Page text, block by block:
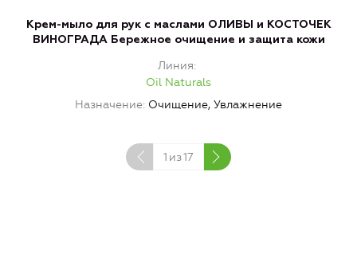
Крем-мыло для рук с маслами ОЛИВЫ и КОСТОЧЕК
ВИНОГРАДА Бережное очищение и защита кожи
Линия
Oil Naturals
Назначение Очищение, Увлажнение
1 из17